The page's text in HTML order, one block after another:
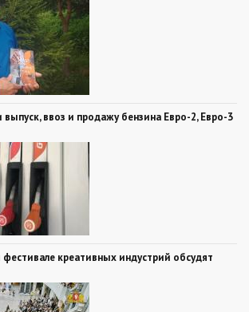
ввоз и продажу бензина Евро-2, Евро-3
креативных индустрий обсудят